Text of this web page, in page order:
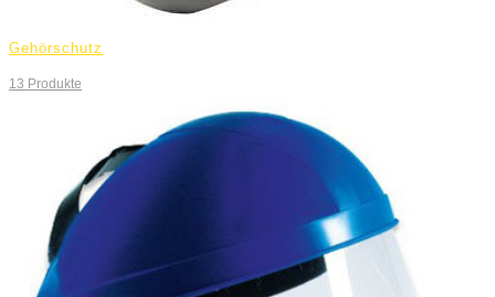
Gehörschutz
13 Produkte